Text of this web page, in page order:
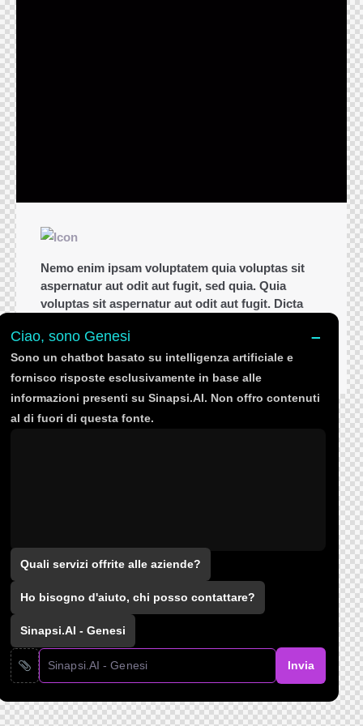
Nemo enim ipsam voluptatem quia voluptas sit
aspernatur aut odit aut fugit, sed quia. Quia
voluptas sit aspernatur aut odit aut fugit. Dicta
Ciao, sono Genesi –
Sono un chatbot basato su intelligenza artificiale e
fornisco risposte esclusivamente in base alle
informazioni presenti su Sinapsi.AI. Non offro contenuti
al di fuori di questa fonte.
Quali servizi offrite alle aziende?
Ho bisogno d'aiuto, chi posso contattare?
Sinapsi.AI - Genesi
Invia